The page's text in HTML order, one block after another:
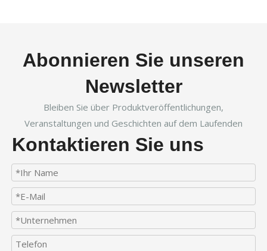
Abonnieren Sie unseren
Newsletter
Bleiben Sie über Produktveröffentlichungen,
Veranstaltungen und Geschichten auf dem Laufenden
Kontaktieren Sie uns